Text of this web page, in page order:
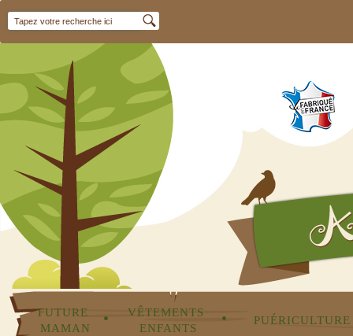
FUTURE
MAMAN
•
VÊTEMENTS
ENFANTS
• PUÉRICULTURE